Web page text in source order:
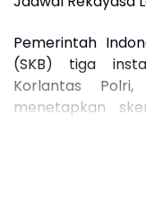
Pemerintah
(SKB) tiga
Korlantas
menetapkan
Langkah
kelancaran